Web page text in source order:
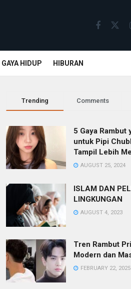
GAYA HIDUP HIBURAN
Trending Comments
5 Gaya Rambut
untuk Pipi
Tampil Lebih
AUGUST 25, 2024
ISLAM DAN
LINGKUNGAN
AUGUST 4, 2023
Tren Rambut
Modern dan
FEBRUARY 22, 2025